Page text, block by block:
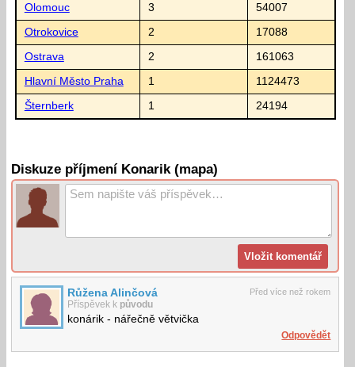
Olomouc 3 54007
Otrokovice 2 17088
Ostrava 2 161063
Hlavní Město Praha 1 1124473
Šternberk 1 24194
Diskuze příjmení Konarik (mapa)
Před více než rokem
Růžena Alinčová
Příspěvek k původu
konárik - nářečně větvička
Odpovědět